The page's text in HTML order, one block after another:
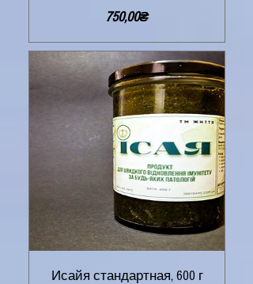
750,00₴Цена
Исайя стандартная, 600 г